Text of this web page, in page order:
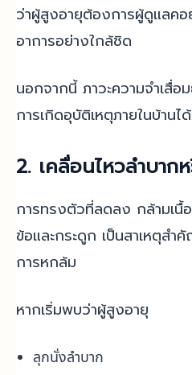
ว่าผู้สูงอายุต้องการผู้ดูแลคอ
อาการอย่างใกล้ชิด
นอกจากนี้ ภาวะความจำเสื่อ
การเกิดอุบัติเหตุภายในบ้าน
2. เคลื่อนไหวลำบา
การทรงตัวที่ลดลง กล้ามเ
ข้อและกระดูก เป็นสาเหตุสำ
การหกล้ม
หากเริ่มพบว่าผู้สูงอายุ
ลุกนั่งลำบาก